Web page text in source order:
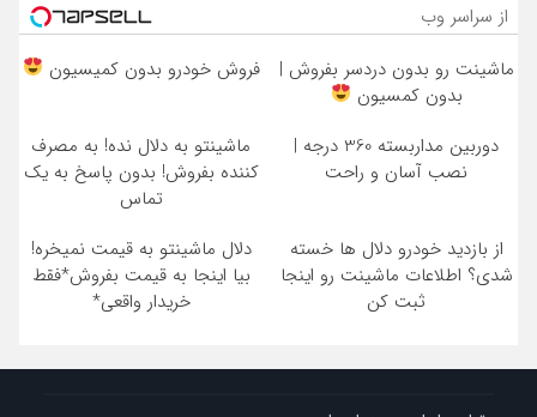
از سراسر وب
ماشینت رو بدون دردسر بفروش |
بدون کمسیون
فروش خودرو بدون کمیسیون
دوربین مداربسته 360 درجه |
نصب آسان و راحت
ماشینتو به دلال نده! به مصرف
کننده بفروش! بدون پاسخ به یک
تماس
از بازدید خودرو دلال ها خسته
شدی؟ اطلاعات ماشینت رو اینجا
ثبت کن
دلال ماشینتو به قیمت نمیخره!
بیا اینجا به قیمت بفروش*فقط
خریدار واقعی*